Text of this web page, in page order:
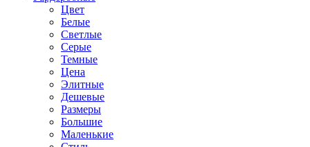
Цвет
Белые
Светлые
Серые
Темные
Цена
Элитные
Дешевые
Размеры
Большие
Маленькие